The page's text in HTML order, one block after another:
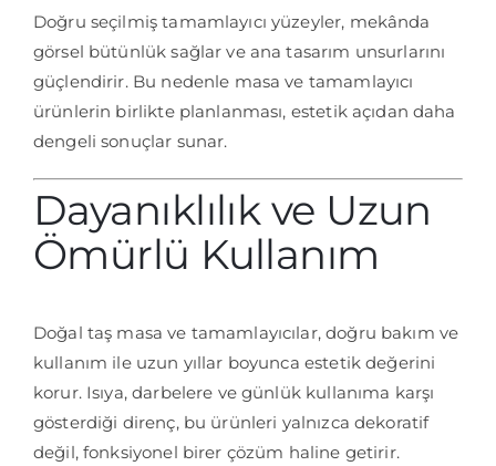
Doğru seçilmiş tamamlayıcı yüzeyler, mekânda
görsel bütünlük sağlar ve ana tasarım unsurlarını
güçlendirir. Bu nedenle masa ve tamamlayıcı
ürünlerin birlikte planlanması, estetik açıdan daha
dengeli sonuçlar sunar.
Dayanıklılık ve Uzun
Ömürlü Kullanım
Doğal taş masa ve tamamlayıcılar, doğru bakım ve
kullanım ile uzun yıllar boyunca estetik değerini
korur. Isıya, darbelere ve günlük kullanıma karşı
gösterdiği direnç, bu ürünleri yalnızca dekoratif
değil, fonksiyonel birer çözüm haline getirir.